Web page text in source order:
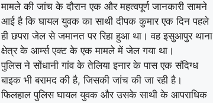
मामले की जांच के दौरान एक और महत्वपूर्ण जानकारी सामने
आई है कि घायल युवक का साथी दीपक कुमार एक दिन पहले
ही छपरा जेल से जमानत पर रिहा हुआ था। वह इसुआपुर थाना
क्षेत्र के आर्म्स एक्ट के एक मामले में जेल गया था।
पुलिस ने सोंधानी गांव के तेलिया इनार के पास एक संदिग्ध
बाइक भी बरामद की है, जिसकी जांच की जा रही है।
फिलहाल पुलिस घायल युवक और उसके साथी के आपराधिक